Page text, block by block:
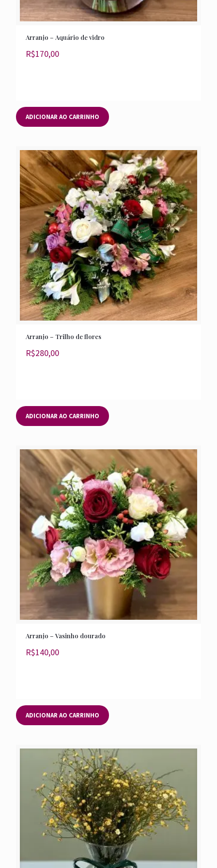
Arranjo – Aquário de vidro
R$170,00
ADICIONAR AO CARRINHO
Arranjo – Trilho de flores
R$280,00
ADICIONAR AO CARRINHO
Arranjo – Vasinho dourado
R$140,00
ADICIONAR AO CARRINHO